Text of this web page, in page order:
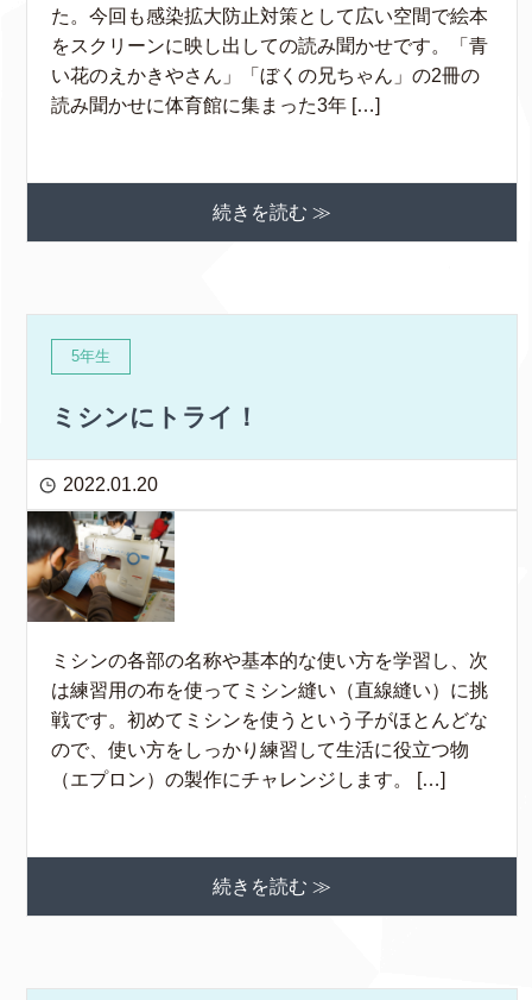
た。今回も感染拡大防止対策として広い空間で絵本
をスクリーンに映し出しての読み聞かせです。「青
い花のえかきやさん」「ぼくの兄ちゃん」の2冊の
読み聞かせに体育館に集まった3年 […]
続きを読む ≫
5年生
ミシンにトライ！
2022.01.20
ミシンの各部の名称や基本的な使い方を学習し、次
は練習用の布を使ってミシン縫い（直線縫い）に挑
戦です。初めてミシンを使うという子がほとんどな
ので、使い方をしっかり練習して生活に役立つ物
（エプロン）の製作にチャレンジします。 […]
続きを読む ≫